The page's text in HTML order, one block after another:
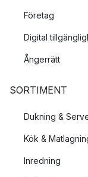
Företag
Digital
Ångerrätt
SORTIMENT
Dukning &
Kök &
Inredning